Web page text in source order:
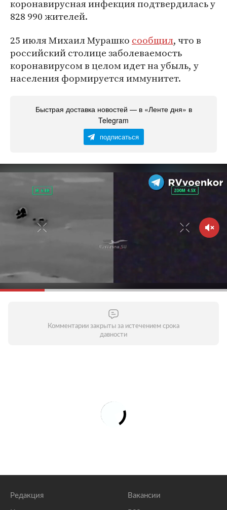
коронавирусная инфекция подтвердилась у
828 990 жителей.
25 июля Михаил Мурашко сообщил, что в
российский столице заболеваемость
коронавирусом в целом идет на убыль, у
населения формируется иммунитет.
Быстрая доставка новостей — в «Ленте дня» в
Telegram
подписаться
Комментарии закрыты за истечением срока
давности
Редакция Вакансии